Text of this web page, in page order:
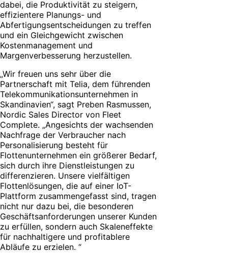
dabei, die Produktivität zu steigern,
effizientere Planungs- und
Abfertigungsentscheidungen zu treffen
und ein Gleichgewicht zwischen
Kostenmanagement und
Margenverbesserung herzustellen.
„Wir freuen uns sehr über die
Partnerschaft mit Telia, dem führenden
Telekommunikationsunternehmen in
Skandinavien“, sagt Preben Rasmussen,
Nordic Sales Director von Fleet
Complete. „Angesichts der wachsenden
Nachfrage der Verbraucher nach
Personalisierung besteht für
Flottenunternehmen ein größerer Bedarf,
sich durch ihre Dienstleistungen zu
differenzieren. Unsere vielfältigen
Flottenlösungen, die auf einer IoT-
Plattform zusammengefasst sind, tragen
nicht nur dazu bei, die besonderen
Geschäftsanforderungen unserer Kunden
zu erfüllen, sondern auch Skaleneffekte
für nachhaltigere und profitablere
Abläufe zu erzielen. “